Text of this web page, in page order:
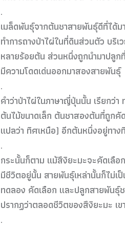
.
เมล็ดพันธุ์จากต้นชาสายพันธุ์ดีที่ได้
ทำการถางป่าไผ่ในที่ดินส่วนตัว บริ
หลายร้อยต้น ส่วนหนึ่งถูกนำมาปลูก
มีความโดดเด่นออกมาสองสายพันธุ์
.
คำว่าป่าไผ่ในภาษาญี่ปุ่นนั้น เรียกว่
ต้นไม้ขนาดเล็ก ต้นชาสองต้นที่ถูกคั
แปลว่า ทิศเหนือ) อีกต้นหนึ่งอยู่ทา
.
กระนั้นก็ตาม แม้สึงิยะมะจะคัดเลือ
มีชีวิตอยู่นั้น สายพันธุ์เหล่านั้นก็ไม่เ
ทดลอง คัดเลือก และปลูกสายพันธุ์
ปรากฏว่าตลอดชีวิตของสึงิยะมะ เ
.